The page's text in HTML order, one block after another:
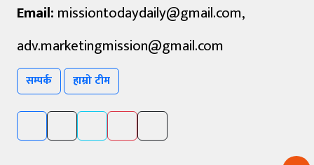
Email: missiontodaydaily@gmail.com,
adv.marketingmission@gmail.com
सम्पर्क हाम्रो टीम